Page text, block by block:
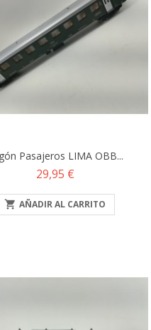
Pasajeros LIMA OBB...
Precio
29,95 €
 AÑADIR AL CARRITO